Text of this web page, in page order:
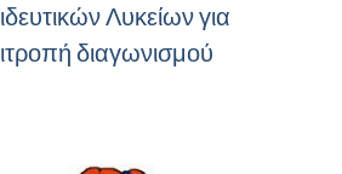
Λυκείων για
διαγωνισμού